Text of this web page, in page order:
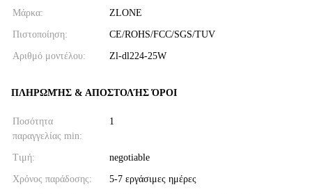
Μάρκα: ZLONE
Πιστοποίηση: CE/ROHS/FCC/SGS/TUV
Αριθμό μοντέλου: Zl-dl224-25W
ΠΛΗΡΩΜΉΣ & ΑΠΟΣΤΟΛΉΣ ΌΡΟΙ
Ποσότητα
παραγγελίας min:
1
Τιμή: negotiable
Χρόνος παράδοσης: 5-7 εργάσιμες ημέρες